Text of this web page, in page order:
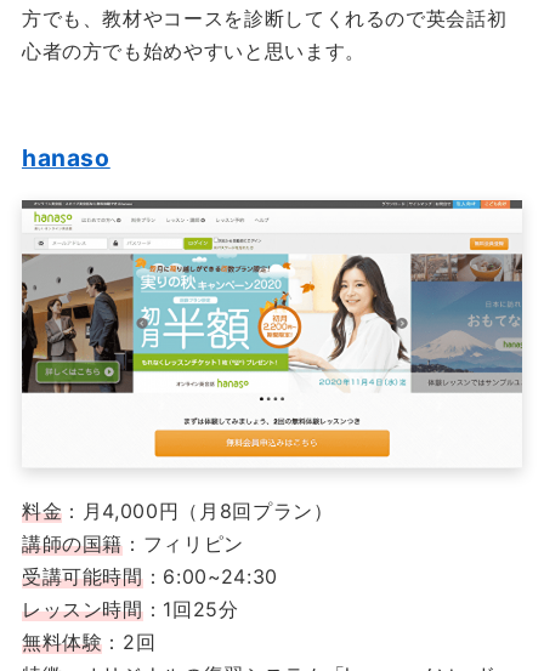
方でも、教材やコースを診断してくれるので英会話初
心者の方でも始めやすいと思います。
hanaso
料金 ：月4,000円（月8回プラン）
講師の国籍 ：フィリピン
受講可能時間：6:00~24:30
レッスン時間：1回25分
無料体験 ：2回